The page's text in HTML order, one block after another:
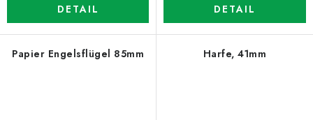
DETAIL DETAIL
Papier Engelsflügel 85mm Harfe, 41mm